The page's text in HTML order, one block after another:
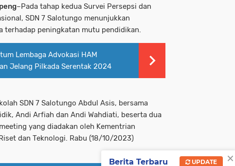
–Pada tahap kedua Survei Persepsi dan
SDN 7 Salotungo menunjukkan
terhadap peningkatan mutu pendidikan.
Lembaga Advokasi HAM
Jelang Pilkada Serentak 2024
SDN 7 Salotungo Abdul Asis, bersama
Andi Arfiah dan Andi Wahdiati, beserta dua
yang diadakan oleh Kementrian
dan Teknologi. Rabu (18/10/2023)
×
Berita Terbaru UPDATE